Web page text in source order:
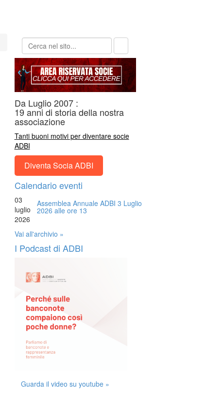
Da Luglio 2007 :
19 anni di storia della nostra
associazione
Tanti buoni motivi per diventare socie
ADBI
Diventa Socia ADBI
Calendario eventi
03
luglio
2026
Assemblea Annuale ADBI 3 Luglio
2026 alle ore 13
Vai all'archivio »
I Podcast di ADBI
Guarda il video su youtube »